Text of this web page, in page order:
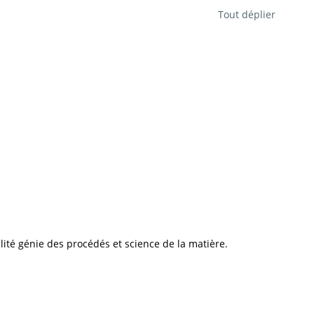
Tout déplier
génie des procédés et science de la matière.